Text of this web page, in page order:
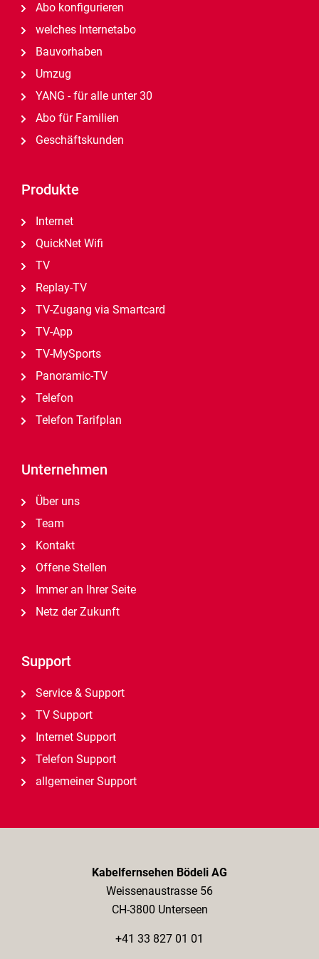
Abo konfigurieren
welches Internetabo
Bauvorhaben
Umzug
YANG - für alle unter 30
Abo für Familien
Geschäftskunden
Produkte
Internet
QuickNet Wifi
TV
Replay-TV
TV-Zugang via Smartcard
TV-App
TV-MySports
Panoramic-TV
Telefon
Telefon Tarifplan
Unternehmen
Über uns
Team
Kontakt
Offene Stellen
Immer an Ihrer Seite
Netz der Zukunft
Support
Service & Support
TV Support
Internet Support
Telefon Support
allgemeiner Support
Kabelfernsehen Bödeli AG
Weissenaustrasse 56
CH-3800 Unterseen
+41 33 827 01 01